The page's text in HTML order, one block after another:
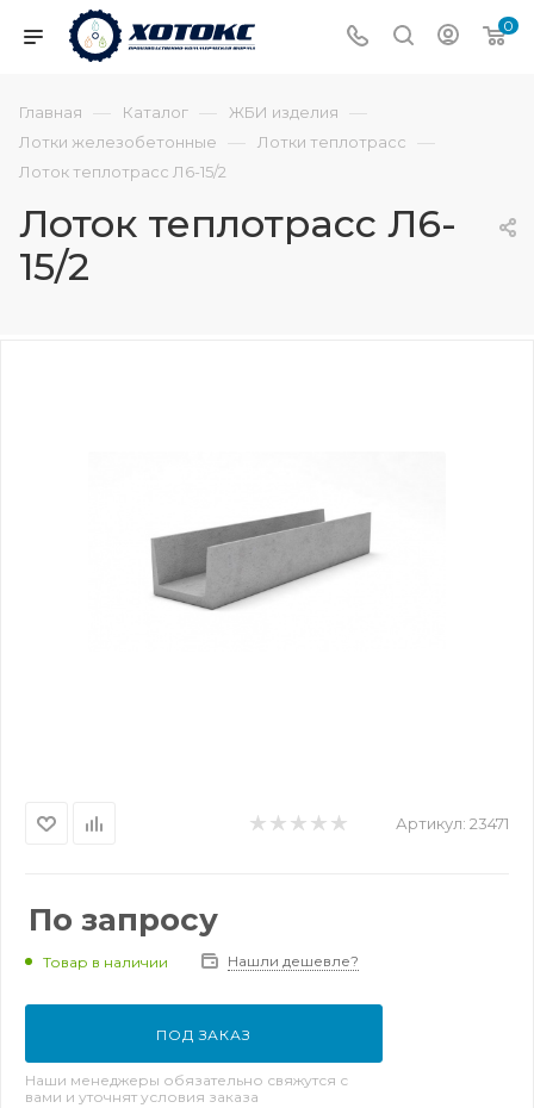
0
Главная — Каталог — ЖБИ изделия —
Лотки железобетонные — Лотки теплотрасс —
Лоток теплотрасс Л6-15/2
Лоток теплотрасс Л6-
15/2
Артикул: 23471
По запросу
Товар в наличии Нашли дешевле?
ПОД ЗАКАЗ
Наши менеджеры обязательно свяжутся с
вами и уточнят условия заказа